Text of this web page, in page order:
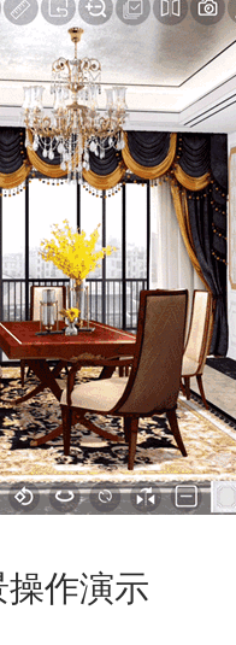
作演示